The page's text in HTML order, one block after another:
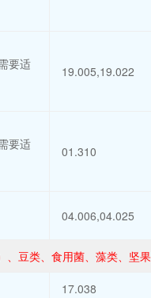
要适
19.005,19.022
要适
01.310
04.006,04.025
豆类、食用菌、藻类、坚
17.038